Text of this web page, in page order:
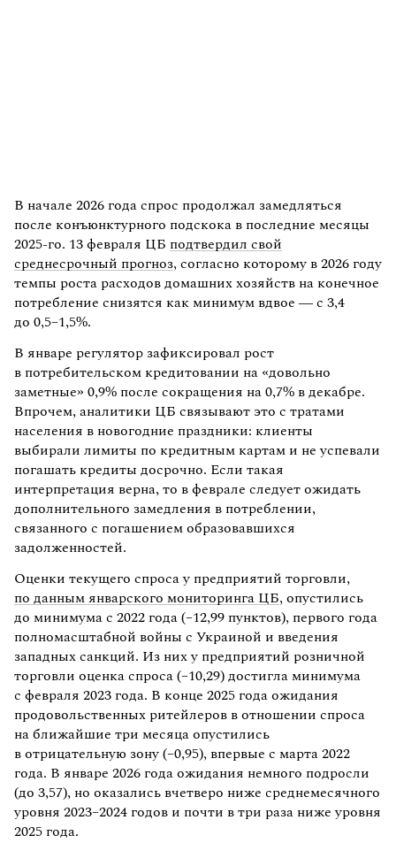
В начале 2026 года спрос продолжал замедляться
после конъюнктурного подскока в последние месяцы
2025-го. 13 февраля ЦБ подтвердил свой
среднесрочный прогноз, согласно которому в 2026 году
темпы роста расходов домашних хозяйств на конечное
потребление снизятся как минимум вдвое — с 3,4
до 0,5–1,5%.
В январе регулятор зафиксировал рост
в потребительском кредитовании на «довольно
заметные» 0,9% после сокращения на 0,7% в декабре.
Впрочем, аналитики ЦБ связывают это с тратами
населения в новогодние праздники: клиенты
выбирали лимиты по кредитным картам и не успевали
погашать кредиты досрочно. Если такая
интерпретация верна, то в феврале следует ожидать
дополнительного замедления в потреблении,
связанного с погашением образовавшихся
задолженностей.
Оценки текущего спроса у предприятий торговли,
по данным январского мониторинга ЦБ, опустились
до минимума с 2022 года (–12,99 пунктов), первого года
полномасштабной войны с Украиной и введения
западных санкций. Из них у предприятий розничной
торговли оценка спроса (–10,29) достигла минимума
с февраля 2023 года. В конце 2025 года ожидания
продовольственных ритейлеров в отношении спроса
на ближайшие три месяца опустились
в отрицательную зону (–0,95), впервые с марта 2022
года. В январе 2026 года ожидания немного подросли
(до 3,57), но оказались вчетверо ниже среднемесячного
уровня 2023–2024 годов и почти в три раза ниже уровня
2025 года.